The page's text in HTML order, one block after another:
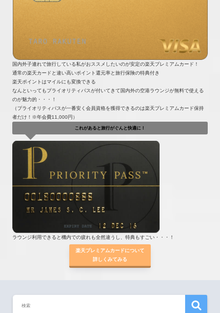
国内外子連れで旅行している私がおススメしたいのが安定の楽天プレミアムカード！
通常の楽天カードと違い高いポイント還元率と旅行保険の特典付き
楽天ポイントはマイルにも変換できる
なんといってもプライオリティパスが付いてきて国内外の空港ラウンジが無料で使える
のが魅力的・・・！
（プライオリティパスが一番安く会員資格を獲得できるのは楽天プレミアムカード保持
者だけ！※年会費11,000円）
これがあると旅行がぐんと快適に！
ラウンジ利用できると機内での疲れも全然違うし、特典もすごい・・・！
楽天プレミアムカードについて
詳しくみてみる